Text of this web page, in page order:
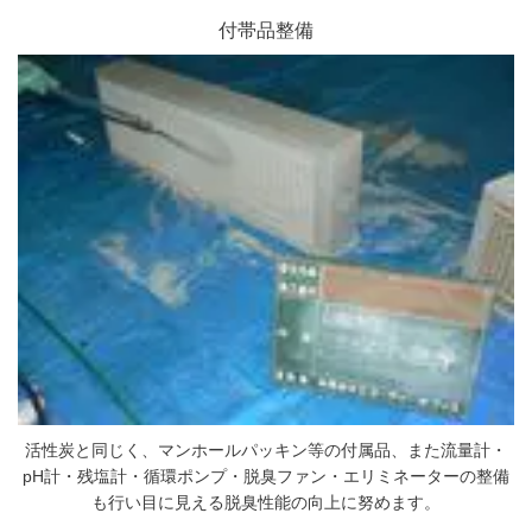
付帯品整備
活性炭と同じく、マンホールパッキン等の付属品、また流量計・
pH計・残塩計・循環ポンプ・脱臭ファン・エリミネーターの整備
も行い目に見える脱臭性能の向上に努めます。